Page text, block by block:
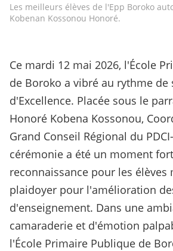
Les meilleurs élèves de l'Epp Boroko
Kobenan Kossonou Honoré.
Ce mardi 12 mai 2026, l'École
de Boroko a vibré au rythme de
d'Excellence. Placée sous le
Honoré Kobena Kossonou,
Grand Conseil Régional du
cérémonie a été un moment
reconnaissance pour les élèves
plaidoyer pour l'amélioration
d'enseignement. Dans une
camaraderie et d'émotion
l'École Primaire Publique de